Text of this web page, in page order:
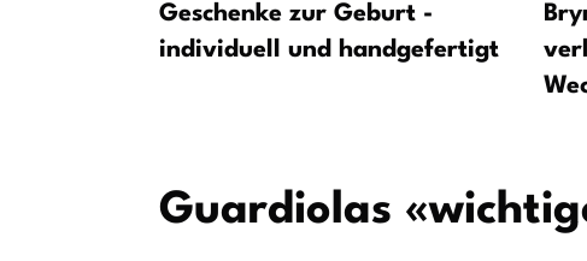
Geschenke zur Geburt -
individuell und handgefertigt
Guardiolas